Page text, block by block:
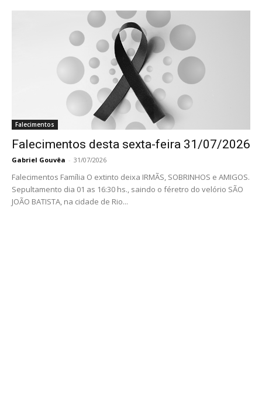
Falecimentos
Falecimentos desta sexta-feira 31/07/2026
Gabriel Gouvêa - 31/07/2026
Falecimentos Família O extinto deixa IRMÃS, SOBRINHOS e AMIGOS.
Sepultamento dia 01 as 16:30 hs., saindo o féretro do velório SÃO
JOÃO BATISTA, na cidade de Rio...